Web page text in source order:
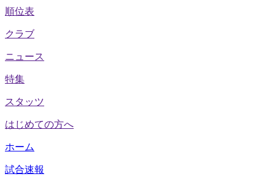
順位表
クラブ
ニュース
特集
スタッツ
はじめての方へ
ホーム
試合速報